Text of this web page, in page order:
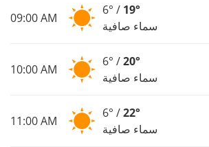
09:00 AM
6° / 19°
سماء صافية
10:00 AM
6° /20°
سماء صافية
11:00 AM
6° /22°
سماء صافية